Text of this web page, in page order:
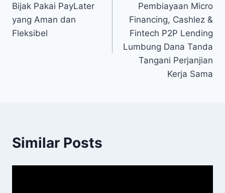
Bijak Pakai PayLater
yang Aman dan
Fleksibel
Pembiayaan Micro
Financing, Cashlez &
Fintech P2P Lending
Lumbung Dana Tanda
Tangani Perjanjian
Kerja Sama
Similar Posts